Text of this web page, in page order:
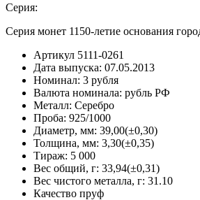
Серия:
Серия монет 1150-летие основания
Артикул 5111-0261
Дата выпуска: 07.05.2013
Номинал: 3 рубля
Валюта номинала: рубль РФ
Металл: Серебро
Проба: 925/1000
Диаметр, мм: 39,00(±0,30)
Толщина, мм: 3,30(±0,35)
Тираж: 5 000
Вес общий, г: 33,94(±0,31)
Вес чистого металла, г: 31.10
Качество пруф